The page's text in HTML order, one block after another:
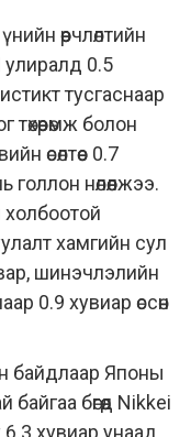
өөрчлөлтийн
I улиралд 0.5
тусгаснаар
болон
өсөлтөөс 0.7
голлон нөлөөлжээ.
хамгийн сул
шинэчлэлийн
0.9 хувиар өссөн
байдлаар Японы
бөгөөд Nikkei
хувиар унаад